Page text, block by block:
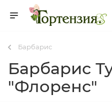
Барбарис
Барбарис
"Флоренс"